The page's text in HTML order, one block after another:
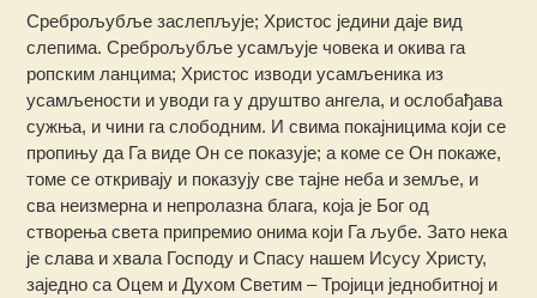
Среброљубље заслепљује; Христос једини даје вид
слепима. Среброљубље усамљује човека и окива га
ропским ланцима; Христос изводи усамљеника из
усамљености и уводи га у друштво ангела, и ослобађава
сужња, и чини га слободним. И свима покајницима који се
пропињу да Га виде Он се показује; а коме се Он покаже,
томе се откривају и показују све тајне неба и земље, и
сва неизмерна и непролазна блага, која је Бог од
створења света припремио онима који Га љубе. Зато нека
је слава и хвала Господу и Спасу нашем Исусу Христу,
заједно са Оцем и Духом Светим – Тројици једнобитној и